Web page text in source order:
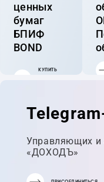
ценных
бумаг
БПИФ
BOND
КУПИТЬ
Управляющих и
«ДОХОДЪ»